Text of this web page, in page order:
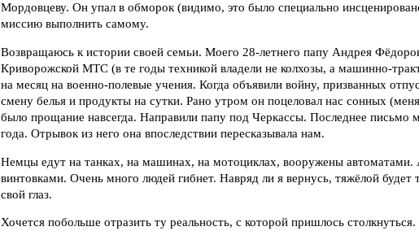
Мордовцеву. Он упал в обморок (видимо, это было специально
миссию выполнить самому.
Возвращаюсь к истории своей семьи. Моего 28-летнего папу Андрея
Криворожской МТС (в те годы техникой владели не колхозы, а машинно-
на месяц на военно-полевые учения. Когда объявили войну, призванных
смену белья и продукты на сутки. Рано утром он поцеловал нас сонных
было прощание навсегда. Направили папу под Черкассы. Последнее письмо
года. Отрывок из него она впоследствии пересказывала нам.
Немцы едут на танках, на машинах, на мотоциклах, вооружены
винтовками. Очень много людей гибнет. Навряд ли я вернусь, тяжёлой будет
свой глаз.
Хочется побольше отразить ту реальность, с которой пришлось